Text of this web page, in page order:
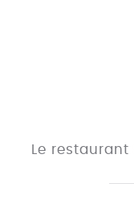
Le restaurant